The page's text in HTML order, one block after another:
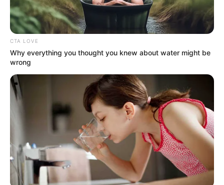
Barranquilla tras bloqueo
Su ausencia fue advertidaen instantes en que
guardianes del centro penitenciario realizaban el conteo
de los presos en los pabellones,notificando de
inmediato a las autoridades de la fuga del joven.
Alias 'Pupileto'
fue condenado en marzo del presente
año a 48 meses de prisión por el delito de hurto
calificado y agravado
, por decisión de la juez Quinta
CTA LOVE
Why everything you thought you knew about water might be
wrong